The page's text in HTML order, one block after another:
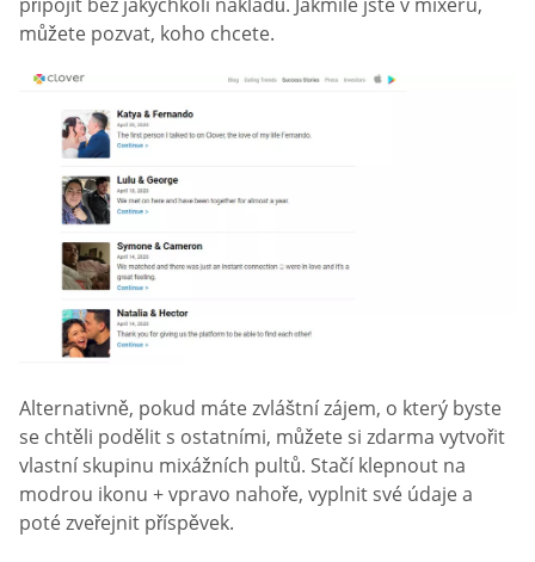
můžete pozvat, koho chcete.
Alternativně, pokud máte zvláštní zájem, o který byste
se chtěli podělit s ostatními, můžete si zdarma vytvořit
vlastní skupinu mixážních pultů. Stačí klepnout na
modrou ikonu + vpravo nahoře, vyplnit své údaje a
poté zveřejnit příspěvek.